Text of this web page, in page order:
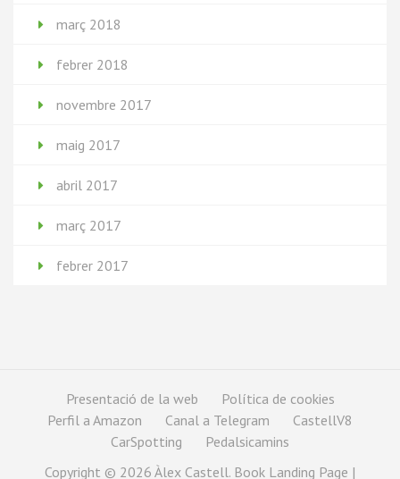
març 2018
febrer 2018
novembre 2017
maig 2017
abril 2017
març 2017
febrer 2017
Presentació de la web
Política de cookies
Perfil a Amazon
Canal a Telegram
CastellV8
CarSpotting
Pedalsicamins
Copyright © 2026 Àlex Castell. Book Landing Page |